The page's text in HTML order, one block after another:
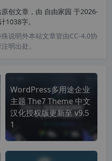
创文章，由 自由家园 于2026-
1038字。
殊说明外本站文章皆由CC-4.0协
明出处。
WordPress多用途企业
主题 The7 Theme 中文
汉化授权版更新至 v9.5
1